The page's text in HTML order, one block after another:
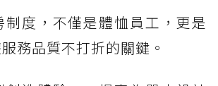
度，不僅是體恤員工，更是
務品質不打折的關鍵。